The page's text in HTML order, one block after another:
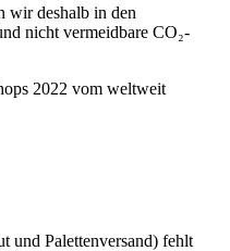
wir deshalb in den
nicht vermeidbare CO₂-
2022 vom weltweit
und Palettenversand) fehlt